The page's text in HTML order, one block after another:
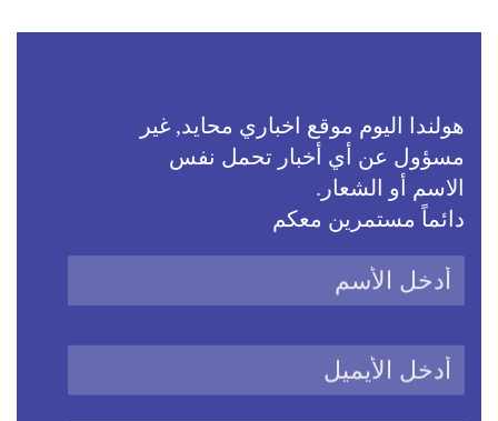
هولندا اليوم موقع اخباري محايد, غير
مسؤول عن أي أخبار تحمل نفس
الاسم أو الشعار.
دائماً مستمرين معكم